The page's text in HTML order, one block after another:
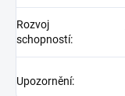
Rozvoj
schopností:
Upozornění: